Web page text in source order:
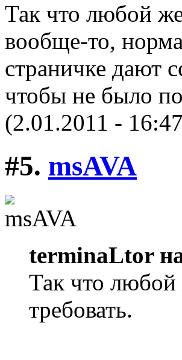
Так что любой
вообще-то,
страничке дают
чтобы не было
(2.01.2011 -
#5. msAVA
terminaLtor
Так что
требовать.